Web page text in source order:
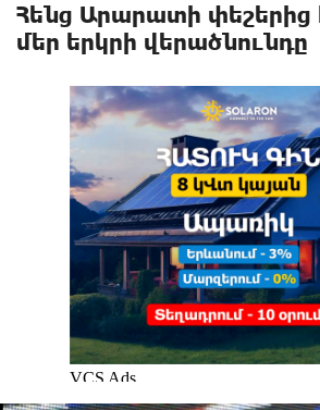
Հենց Արարատի փեշերից
մեր երկրի վերածնունդը